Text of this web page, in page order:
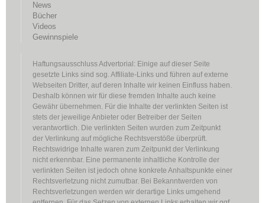
News
Bücher
Videos
Gewinnspiele
Haftungsausschluss Advertorial: Einige auf dieser Seite
gesetzte Links sind sog. Affiliate-Links und führen auf externe
Webseiten Dritter, auf deren Inhalte wir keinen Einfluss haben.
Deshalb können wir für diese fremden Inhalte auch keine
Gewähr übernehmen. Für die Inhalte der verlinkten Seiten ist
stets der jeweilige Anbieter oder Betreiber der Seiten
verantwortlich. Die verlinkten Seiten wurden zum Zeitpunkt
der Verlinkung auf mögliche Rechtsverstöße überprüft.
Rechtswidrige Inhalte waren zum Zeitpunkt der Verlinkung
nicht erkennbar. Eine permanente inhaltliche Kontrolle der
verlinkten Seiten ist jedoch ohne konkrete Anhaltspunkte einer
Rechtsverletzung nicht zumutbar. Bei Bekanntwerden von
Rechtsverletzungen werden wir derartige Links umgehend